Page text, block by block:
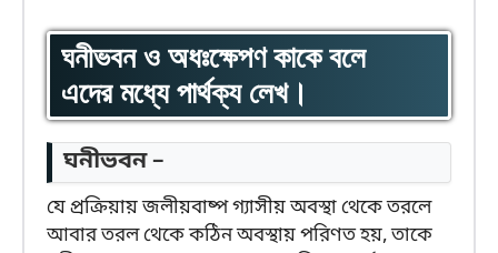
ঘনীভবন ও অধঃক্ষেপণ কাকে বলে
এদের মধ্যে পার্থক্য লেখ।
ঘনীভবন –
যে প্রক্রিয়ায় জলীয়বাষ্প গ্যাসীয় অবস্থা থেকে তরলে
আবার তরল থেকে কঠিন অবস্থায় পরিণত হয়, তাকে